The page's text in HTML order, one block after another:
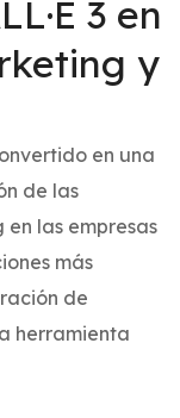
3 en
y
en una
de las
las empresas
más
de
herramienta